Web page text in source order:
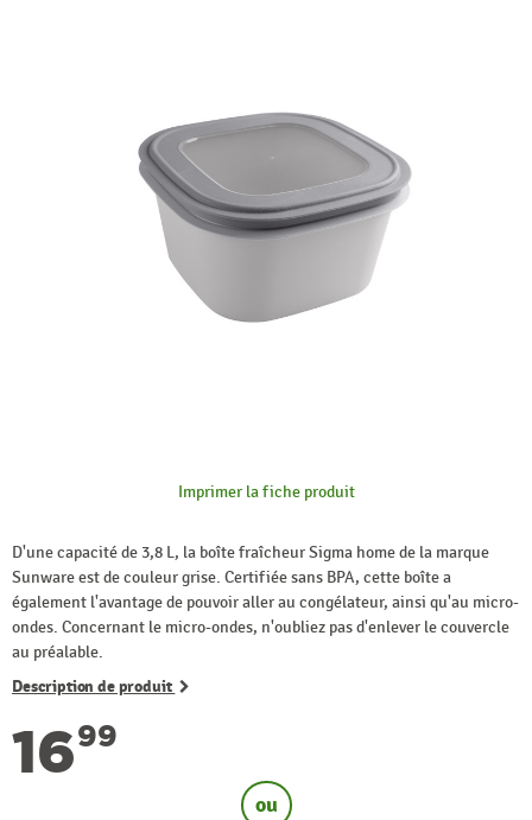
Imprimer la fiche produit
D'une capacité de 3,8 L, la boîte fraîcheur Sigma home de la marque
Sunware est de couleur grise. Certifiée sans BPA, cette boîte a
également l'avantage de pouvoir aller au congélateur, ainsi qu'au micro-
ondes. Concernant le micro-ondes, n'oubliez pas d'enlever le couvercle
au préalable.
Description de produit
1699
ou